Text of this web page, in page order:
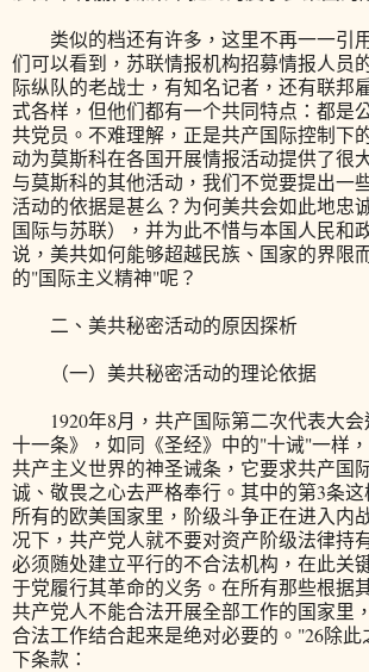
类似的档还有许多，这里不再一一引
们可以看到，苏联情报机构招募情报人员
际纵队的老战士，有知名记者，还有联邦
式各样，但他们都有一个共同特点：都是
共党员。不难理解，正是共产国际控制下
动为莫斯科在各国开展情报活动提供了很
与莫斯科的其他活动，我们不觉要提出一
活动的依据是甚么？为何美共会如此地忠
国际与苏联），并为此不惜与本国人民和
说，美共如何能够超越民族、国家的界限
的"国际主义精神"呢？
二、美共秘密活动的原因探析
（一）美共秘密活动的理论依据
1920年8月，共产国际第二次代表大会
十一条》，如同《圣经》中的"十诫"一样
共产主义世界的神圣诫条，它要求共产国
诚、敬畏之心去严格奉行。其中的第3条
所有的欧美国家里，阶级斗争正在进入内
况下，共产党人就不要对资产阶级法律持
必须随处建立平行的不合法机构，在此关
于党履行其革命的义务。在所有那些根据
共产党人不能合法开展全部工作的国家里
合法工作结合起来是绝对必要的。"26除
下条款：